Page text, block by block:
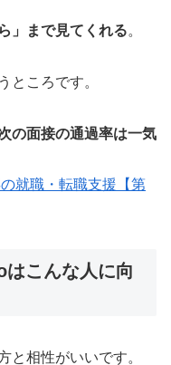
」まで見てくれる。
ところです。
の面接の通過率は一気
就職・転職支援【第
こんな人に向
と相性がいいです。